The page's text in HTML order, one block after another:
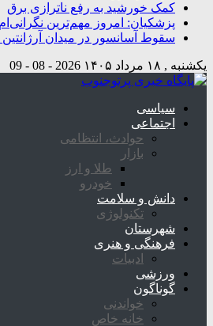
کمک خورشید به رفع ناترازی برق
پزشکیان: امروز مهم‌ترین
سقوط آسانسور در میدان آرژانتین تهران/ ۹ نفر
یکشنبه , ۱۸ مرداد ۱۴۰۵ 2026 - 08 - 09
سیاسی
اجتماعی
حوادث، انتظامی
بازار
طلا و ارز
خودرو
دانش و سلامت
تکنولوژی
شهرستان
فرهنگی و هنری
ادبیات
ورزشی
گوناگون
خواندنی
خانه خاص